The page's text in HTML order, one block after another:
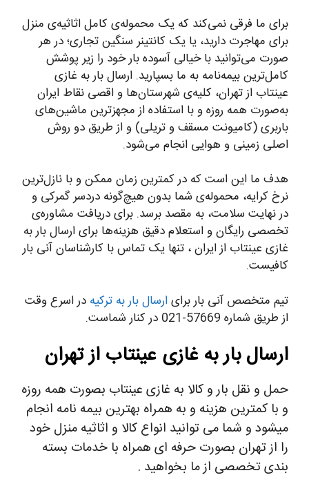
برای ما فرقی نمی‌کند که یک محموله‌ی کامل اثاثیه‌ی منزل
برای مهاجرت دارید، یا یک کانتینر سنگین تجاری؛ در هر
صورت می‌توانید با خیالی آسوده بار خود را زیر پوشش
کامل‌ترین بیمه‌نامه به ما بسپارید. ارسال بار به غازی
عینتاب از تهران، کلیه‌ی شهرستان‌ها و اقصی نقاط ایران
به‌صورت همه روزه و با استفاده از مجهزترین ماشین‌های
باربری (کامیونت مسقف و تریلی) و از طریق دو روش
اصلی زمینی و هوایی انجام می‌شود.
هدف ما این است که در کمترین زمان ممکن و با نازل‌ترین
نرخ کرایه، محموله‌ی شما بدون هیچ‌گونه دردسر گمرکی و
در نهایت سلامت، به مقصد برسد. برای دریافت مشاوره‌ی
تخصصی رایگان و استعلام دقیق هزینه‌ها برای ارسال بار به
غازی عینتاب از ایران ، تنها یک تماس با کارشناسان آنی بار
کافیست.
تیم متخصص آنی بار برایارسال بار به ترکیه در اسرع وقت
از طریق شماره 57669-021 در کنار شماست.
ارسال بار به غازی عینتاب از تهران
حمل و نقل بار و کالا به غازی عینتاب بصورت همه روزه
و با کمترین هزینه و به همراه بهترین بیمه نامه انجام
میشود و شما می توانید انواع کالا و اثاثیه منزل خود
را از تهران بصورت حرفه ای همراه با خدمات بسته
بندی تخصصی از ما بخواهید .